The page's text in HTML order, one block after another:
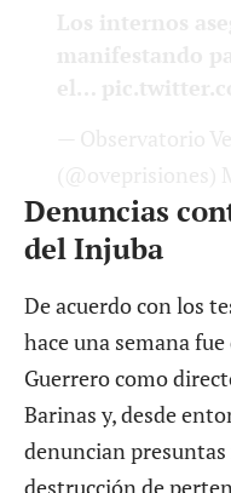
Denuncias
del Injuba
De acuerdo con los
hace una semana fue
Guerrero como
Barinas y, desde
denuncian presuntas
destrucción de